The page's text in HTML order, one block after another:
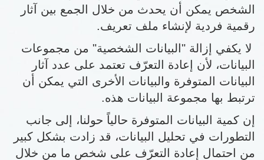
الشخص يمكن أن يحدث من خلال الجمع بين آثار
رقمية فردية لإنشاء ملف تعريف.
لا يكفي إزالة "البيانات الشخصية" من مجموعات
البيانات، لأن إعادة التعرّف تعتمد على عدد آثار
البيانات المتوفرة والبيانات الأخرى التي يمكن أن
ترتبط بها مجموعة البيانات هذه.
إن كمية البيانات المتوفرة حالياً حولنا، إلى جانب
التطورات في تحليل البيانات، قد زادت بشكل كبير
من احتمال إعادة التعرّف على شخص ما من خلال